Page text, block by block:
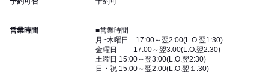
営業時間
■営業時間
月~木曜日 17:00～翌2:00(L.O.翌1:30)
金曜日 17:00～翌3:00(L.O.翌2:30)
土曜日 15:00～翌3:00(L.O.翌2:30)
日・祝 15:00～翌2:00(L.O.翌１:30)